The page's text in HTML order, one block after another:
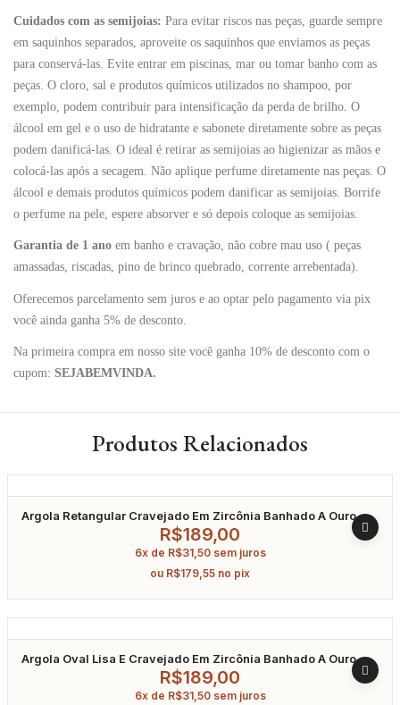
Cuidados com as semijoias: Para evitar riscos nas peças, guarde sempre
em saquinhos separados, aproveite os saquinhos que enviamos as peças
para conservá-las. Evite entrar em piscinas, mar ou tomar banho com as
peças. O cloro, sal e produtos químicos utilizados no shampoo, por
exemplo, podem contribuir para intensificação da perda de brilho. O
álcool em gel e o uso de hidratante e sabonete diretamente sobre as peças
podem danificá-las. O ideal é retirar as semijoias ao higienizar as mãos e
colocá-las após a secagem. Não aplique perfume diretamente nas peças. O
álcool e demais produtos químicos podem danificar as semijoias. Borrife
o perfume na pele, espere absorver e só depois coloque as semijoias.
Garantia de 1 ano em banho e cravação, não cobre mau uso ( peças
amassadas, riscadas, pino de brinco quebrado, corrente arrebentada).
Oferecemos parcelamento sem juros e ao optar pelo pagamento via pix
você ainda ganha 5% de desconto.
Na primeira compra em nosso site você ganha 10% de desconto com o
cupom: SEJABEMVINDA.
Produtos Relacionados
Argola Retangular Cravejado Em Zircônia Banhado A Ouro
R$189,00
6x de R$31,50 sem juros
ou R$179,55 no pix
Argola Oval Lisa E Cravejado Em Zircônia Banhado A Ouro
R$189,00
6x de R$31,50 sem juros